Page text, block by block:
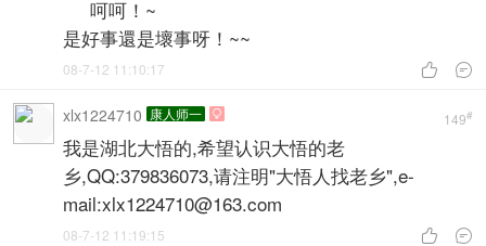
呵呵！~
是好事還是壞事呀！~~
 
08-7-12 11:10:17
149#
xlx1224710 康人师一 
我是湖北大悟的,希望认识大悟的老
乡,QQ:379836073,请注明"大悟人找老乡",e-
mail:xlx1224710@163.com
 
08-7-12 11:19:15